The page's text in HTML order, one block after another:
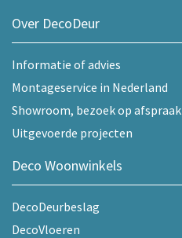
Over DecoDeur
Informatie of advies
Montageservice in Nederland
Showroom, bezoek op afspraak
Uitgevoerde projecten
Deco Woonwinkels
DecoDeurbeslag
DecoVloeren